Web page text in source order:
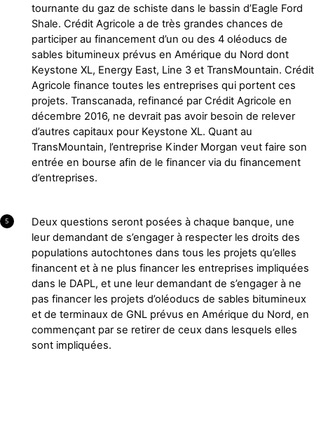
tournante du gaz de schiste dans le bassin d’Eagle Ford
Shale. Crédit Agricole a de très grandes chances de
participer au financement d’un ou des 4 oléoducs de
sables bitumineux prévus en Amérique du Nord dont
Keystone XL, Energy East, Line 3 et TransMountain. Crédit
Agricole finance toutes les entreprises qui portent ces
projets. Transcanada, refinancé par Crédit Agricole en
décembre 2016, ne devrait pas avoir besoin de relever
d’autres capitaux pour Keystone XL. Quant au
TransMountain, l’entreprise Kinder Morgan veut faire son
entrée en bourse afin de le financer via du financement
d’entreprises.
5
Deux questions seront posées à chaque banque, une
leur demandant de s’engager à respecter les droits des
populations autochtones dans tous les projets qu’elles
financent et à ne plus financer les entreprises impliquées
dans le DAPL, et une leur demandant de s’engager à ne
pas financer les projets d’oléoducs de sables bitumineux
et de terminaux de GNL prévus en Amérique du Nord, en
commençant par se retirer de ceux dans lesquels elles
sont impliquées.